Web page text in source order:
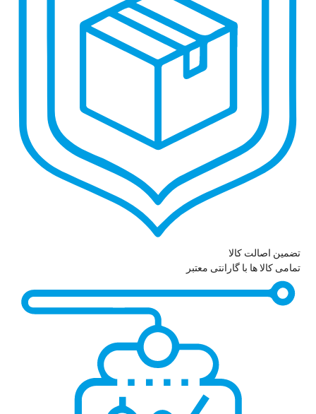
تضمین اصالت کالا
تمامی کالا ها با گارانتی معتبر